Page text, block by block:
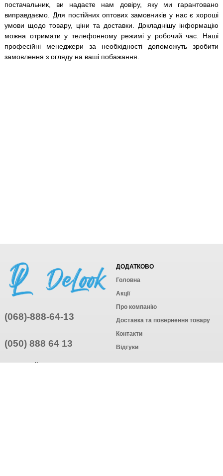
постачальник, ви надаєте нам довіру, яку ми гарантовано
виправдаємо. Для постійних оптових замовників у нас є хороші
умови щодо товару, ціни та доставки. Докладнішу інформацію
можна отримати у телефонному режимі у робочий час. Наші
професійні менеджери за необхідності допоможуть зробити
замовлення з огляду на ваші побажання.
(068)-888-64-13
(050) 888 64 13
ДОДАТКОВО
Головна
Акції
Про компанію
Доставка та повернення товару
Контакти
Відгуки